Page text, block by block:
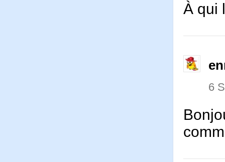
À qui
6